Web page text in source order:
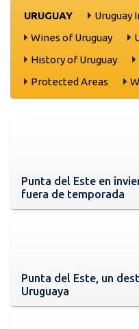
URUGUAY
Uruguay
Wines of Uruguay
History of Uruguay
Protected Areas
Punta del Este en
fuera de temporada
Punta del Este, un
Uruguaya